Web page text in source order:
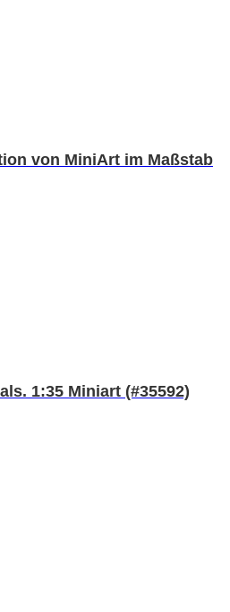
von MiniArt im Maßstab
1:35 Miniart (#35592)